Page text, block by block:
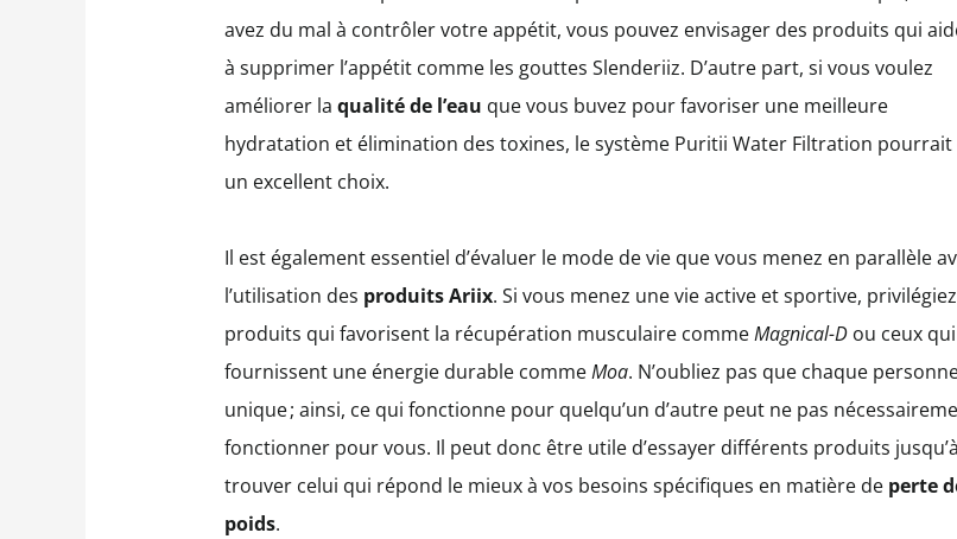
avez du mal à contrôler votre appétit, vous pouvez envisager des produits qui
à supprimer l’appétit comme les gouttes Slenderiiz. D’autre part, si vous voulez
améliorer la qualité de l’eau que vous buvez pour favoriser une meilleure
hydratation et élimination des toxines, le système Puritii Water Filtration
un excellent choix.
Il est également essentiel d’évaluer le mode de vie que vous menez en parallèle
l’utilisation des produits Ariix. Si vous menez une vie active et sportive,
produits qui favorisent la récupération musculaire commeMagnical-Dou ceux qui
fournissent une énergie durable commeMoa. N’oubliez pas que chaque
unique ; ainsi, ce qui fonctionne pour quelqu’un d’autre peut ne pas
fonctionner pour vous. Il peut donc être utile d’essayer différents produits jusqu’à
trouver celui qui répond le mieux à vos besoins spécifiques en matière de perte
poids.